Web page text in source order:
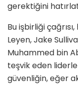
gerektiğini
Bu işbirliği
Leyen, Jake
Muhammed bin
teşvik eden
güvenliğin, eğer